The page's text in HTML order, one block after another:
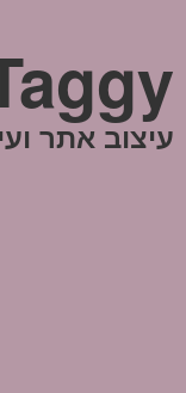
עיצוב אתר